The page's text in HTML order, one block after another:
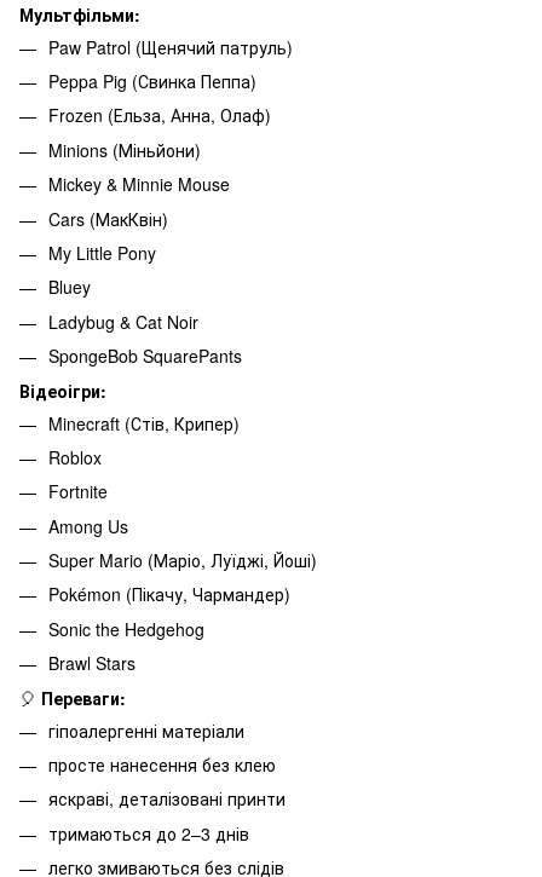
Мультфільми:
Paw Patrol (Щенячий патруль)
Peppa Pig (Свинка Пеппа)
Frozen (Ельза, Анна, Олаф)
Minions (Міньйони)
Mickey & Minnie Mouse
Cars (МакКвін)
My Little Pony
Bluey
Ladybug & Cat Noir
SpongeBob SquarePants
Відеоігри:
Minecraft (Стів, Крипер)
Roblox
Fortnite
Among Us
Super Mario (Маріо, Луїджі, Йоші)
Pokémon (Пікачу, Чармандер)
Sonic the Hedgehog
Brawl Stars
🎈 Переваги:
гіпоалергенні матеріали
просте нанесення без клею
яскраві, деталізовані принти
тримаються до 2–3 днів
легко змиваються без слідів